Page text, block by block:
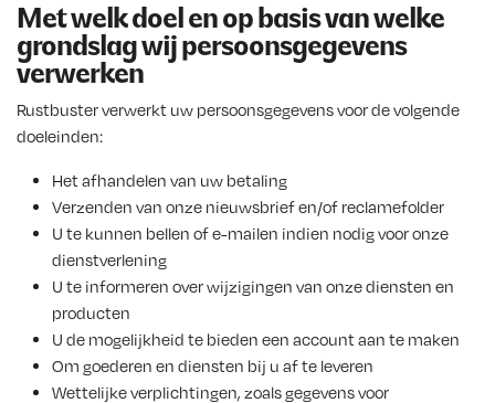
Met welk doel en op basis van welke
grondslag wij persoonsgegevens
verwerken
Rustbuster verwerkt uw persoonsgegevens voor de volgende
doeleinden:
Het afhandelen van uw betaling
Verzenden van onze nieuwsbrief en/of reclamefolder
U te kunnen bellen of e-mailen indien nodig voor onze
dienstverlening
U te informeren over wijzigingen van onze diensten en
producten
U de mogelijkheid te bieden een account aan te maken
Om goederen en diensten bij u af te leveren
Wettelijke verplichtingen, zoals gegevens voor